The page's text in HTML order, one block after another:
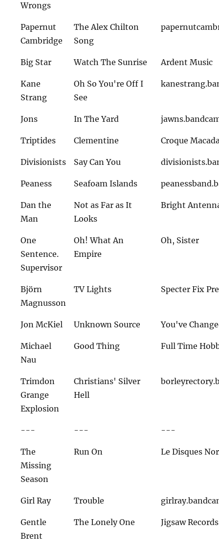
Wrongs
Papernut
Cambridge
The Alex Chilton
Song
Big Star Watch The Sunrise Ardent Music
Kane
Strang
Oh So You're Off I
See
Jons In The Yard
Triptides Clementine Croque
Divisionists Say Can You
Peaness Seafoam Islands
Dan the
Man
Not as Far as It
Looks
Bright
One
Sentence.
Supervisor
Oh! What An
Empire
Oh, Sister
Björn
Magnusson
TV Lights Specter Fix
Jon McKiel Unknown Source You've
Michael
Nau
Good Thing Full Time
Trimdon
Grange
Explosion
Christians' Silver
Hell
--- --- ---
The
Missing
Season
Run On Le Disques
Girl Ray Trouble
Gentle
Brent
The Lonely One Jigsaw Records